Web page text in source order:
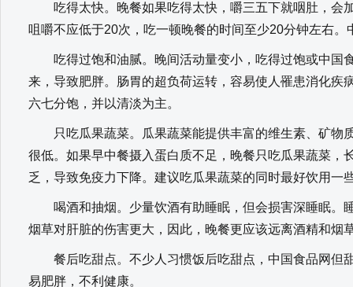
吃得太快。晚餐如果吃得太快，嚼三五下就咽肚，会
咀嚼不应低于20次，吃一顿晚餐的时间至少20分钟左右。
吃得过饱和油腻。晚间活动量变小，吃得过饱或中国
来，导致肥胖。肠胃的超负荷运转，容易使人罹患消化疾
六七分饱，并以清淡为主。
只吃瓜果蔬菜。瓜果蔬菜能提供丰富的维生素、矿物
很低。如果早中餐摄入蛋白质不足，晚餐只吃瓜果蔬菜，
乏，导致免疫力下降。建议吃瓜果蔬菜的同时最好饮用一
喝酒和抽烟。少量饮酒有助睡眠，但会损害深睡眠。
烟草对肝脏的伤害更大，因此，晚餐更应该远离酒精和烟
餐后吃甜点。不少人习惯饭后吃甜点，中国食品网但
易肥胖，不利健康。